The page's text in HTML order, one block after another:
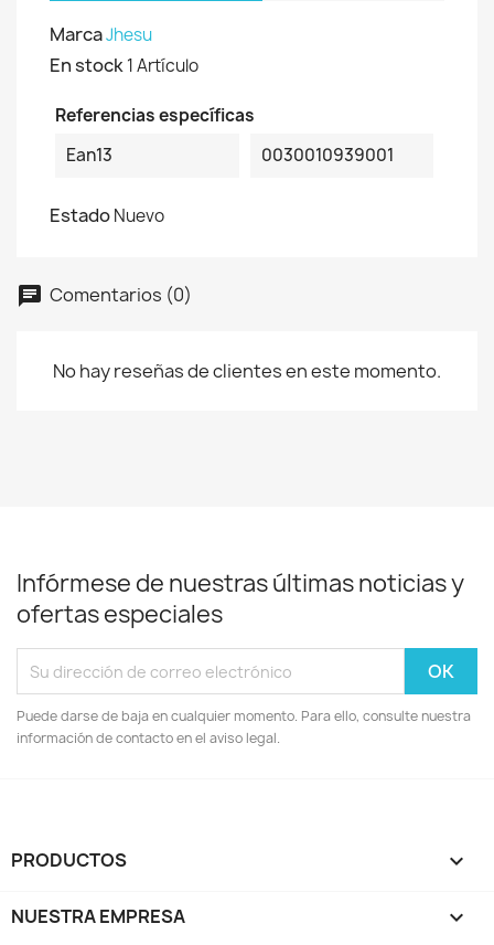
MarcaJhesu
En stock1 Artículo
Referencias específicas
Ean13
0030010939001
EstadoNuevo
Comentarios (0)
No hay reseñas de clientes en este momento.
Infórmese de nuestras últimas noticias y
ofertas especiales
Puede darse de baja en cualquier momento. Para ello, consulte nuestra
información de contacto en el aviso legal.
PRODUCTOS 
NUESTRA EMPRESA 